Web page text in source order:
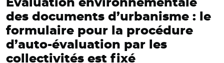
Évaluation environnementale
des documents d’urbanisme : le
formulaire pour la procédure
d’auto-évaluation par les
collectivités est fixé